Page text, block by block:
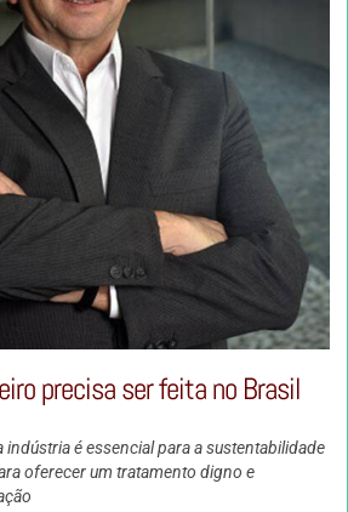
precisa ser feita no Brasil
é essencial para a sustentabilidade
oferecer um tratamento digno e